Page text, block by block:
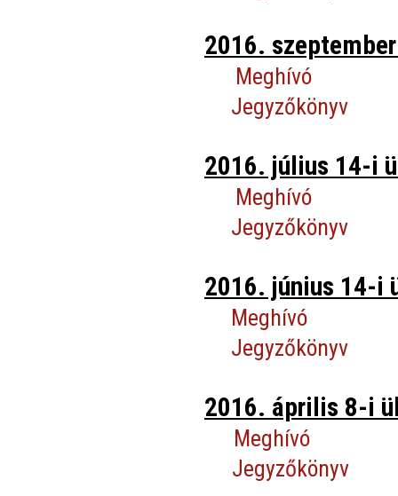
2016.
Meghívó
Jegyzőkönyv
2016. július 14-i
Meghívó
Jegyzőkönyv
2016. június 14-i
Meghívó
Jegyzőkönyv
2016. április 8-i
Meghívó
Jegyzőkönyv